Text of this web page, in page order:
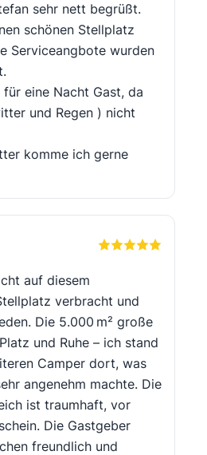
sehr nett begrüßt.
schönen Stellplatz
Serviceangbote wurden
eine Nacht Gast, da
und Regen ) nicht
komme ich gerne
auf diesem
verbracht und
Die 5.000 m² große
und Ruhe – ich stand
Camper dort, was
angenehm machte. Die
ist traumhaft, vor
Die Gastgeber
freundlich und